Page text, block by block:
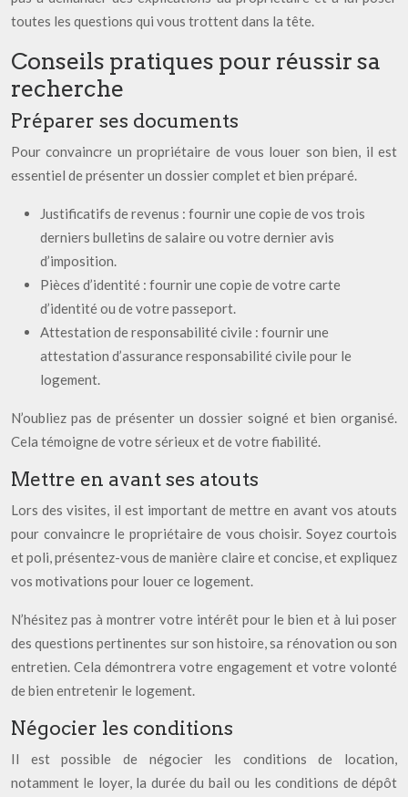
toutes les questions qui vous trottent dans la tête.
Conseils pratiques pour réussir sa
recherche
Préparer ses documents
Pour convaincre un propriétaire de vous louer son bien, il est
essentiel de présenter un dossier complet et bien préparé.
Justificatifs de revenus : fournir une copie de vos trois
derniers bulletins de salaire ou votre dernier avis
d’imposition.
Pièces d’identité : fournir une copie de votre carte
d’identité ou de votre passeport.
Attestation de responsabilité civile : fournir une
attestation d’assurance responsabilité civile pour le
logement.
N’oubliez pas de présenter un dossier soigné et bien organisé.
Cela témoigne de votre sérieux et de votre fiabilité.
Mettre en avant ses atouts
Lors des visites, il est important de mettre en avant vos atouts
pour convaincre le propriétaire de vous choisir. Soyez courtois
et poli, présentez-vous de manière claire et concise, et expliquez
vos motivations pour louer ce logement.
N’hésitez pas à montrer votre intérêt pour le bien et à lui poser
des questions pertinentes sur son histoire, sa rénovation ou son
entretien. Cela démontrera votre engagement et votre volonté
de bien entretenir le logement.
Négocier les conditions
Il est possible de négocier les conditions de location,
notamment le loyer, la durée du bail ou les conditions de dépôt